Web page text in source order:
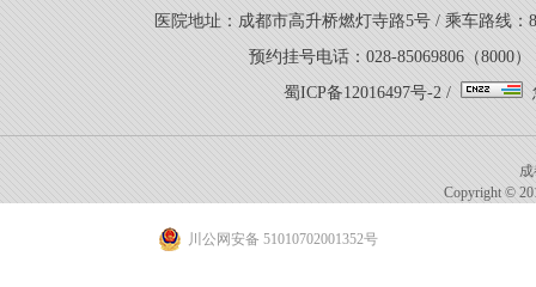
医院地址：成都市高升桥燃灯寺路5号 / 乘车路线：
预约挂号电话：028-85069806（8000
蜀ICP备12016497号-2 /
Copyright ©
川公网安备 51010702001352号